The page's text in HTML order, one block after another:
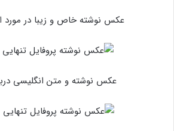
عکس نوشته خاص و زیبا در مورد
عکس نوشته و متن انگلیسی